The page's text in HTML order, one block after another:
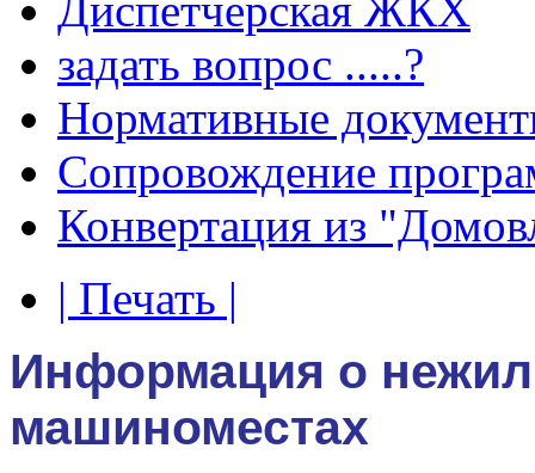
задать вопрос .....?
Нормативные
Cопровождение
Конвертация из
| Печать |
Информация о
машиноместах